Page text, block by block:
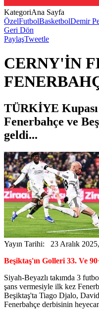
KategoriAna Sayfa
ÖzelFutbolBasketbolDemir
Geri Dön
PaylaşTweetle
CERNY'İN
TÜRKİYE
Fenerbahçe ve
geldi...
Yayın Tarihi: 23 Aralık 2025,
Beşiktaş'ın Golleri 33. Ve
Siyah-Beyazlı takımda 3
şans vermesiyle ilk kez
Beşiktaş'ta Tiago Djalo,
Fenerbahçe derbisinin